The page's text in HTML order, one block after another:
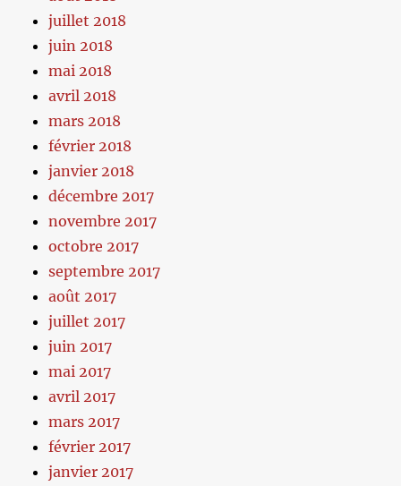
juillet 2018
juin 2018
mai 2018
avril 2018
mars 2018
février 2018
janvier 2018
décembre 2017
novembre 2017
octobre 2017
septembre 2017
août 2017
juillet 2017
juin 2017
mai 2017
avril 2017
mars 2017
février 2017
janvier 2017